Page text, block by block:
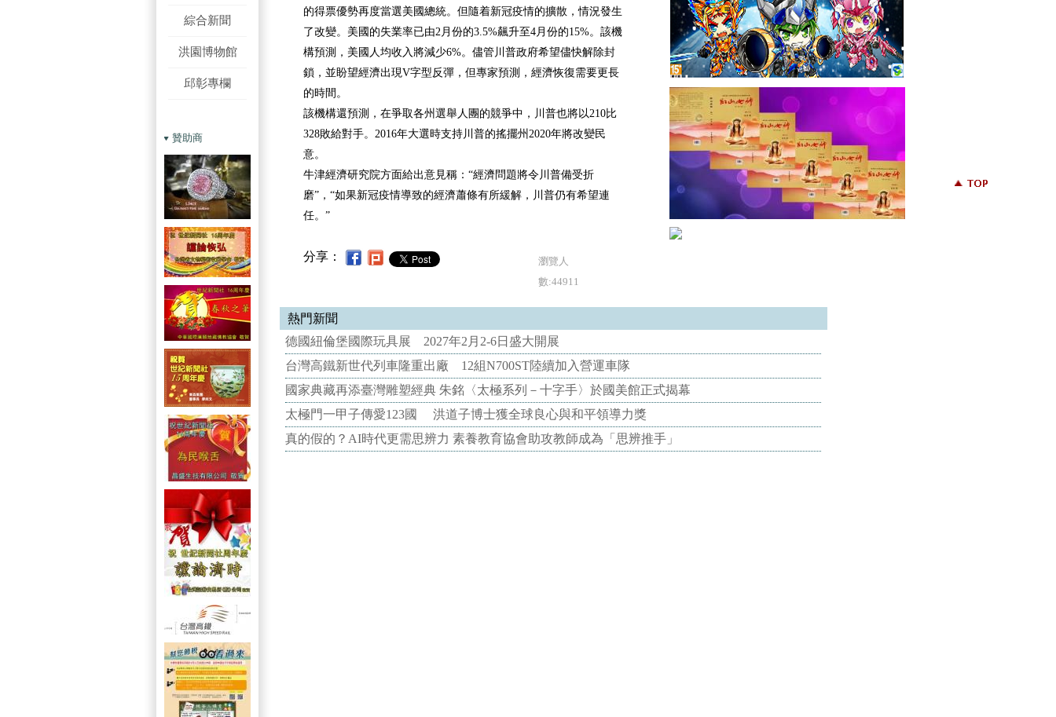
綜合新聞
洪園博物館
邱彰專欄
贊助商
的得票優勢再度當選美國總統。但隨着新冠疫情的擴散，情況發生
了改變。美國的失業率已由2月份的3.5%飆升至4月份的15%。該機
構預測，美國人均收入將減少6%。儘管川普政府希望儘快解除封
鎖，並盼望經濟出現V字型反彈，但專家預測，經濟恢復需要更長
的時間。
該機構還預測，在爭取各州選舉人團的競爭中，川普也將以210比
328敗給對手。2016年大選時支持川普的搖擺州2020年將改變民
意。
牛津經濟研究院方面給出意見稱：“經濟問題將令川普備受折
磨”，“如果新冠疫情導致的經濟蕭條有所緩解，川普仍有希望連
任。”
分享：
瀏覽人
數:44911
熱門新聞
德國紐倫堡國際玩具展 2027年2月2-6日盛大開展
台灣高鐵新世代列車隆重出廠 12組N700ST陸續加入營運車隊
國家典藏再添臺灣雕塑經典 朱銘〈太極系列－十字手〉於國美館正式揭幕
太極門一甲子傳愛123國 洪道子博士獲全球良心與和平領導力獎
真的假的？AI時代更需思辨力 素養教育協會助攻教師成為「思辨推手」